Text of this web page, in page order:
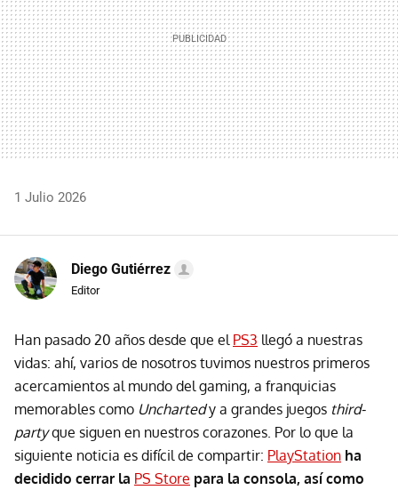
1 Julio 2026
Diego Gutiérrez
Editor
Han pasado 20 años desde que el PS3 llegó a nuestras
vidas: ahí, varios de nosotros tuvimos nuestros primeros
acercamientos al mundo del gaming, a franquicias
memorables como Unchartedy a grandes juegos third-
partyque siguen en nuestros corazones. Por lo que la
siguiente noticia es difícil de compartir: PlayStation ha
decidido cerrar la PS Store para la consola, así como